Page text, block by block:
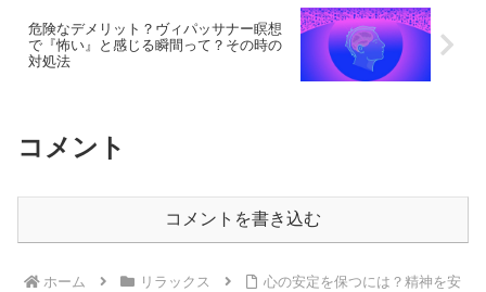
危険なデメリット？ヴィパッサナー瞑想
で『怖い』と感じる瞬間って？その時の
対処法
コメント
コメントを書き込む
ホーム リラックス
心の安定を保つには？精神を安